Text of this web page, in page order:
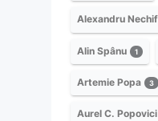
Alexandru
Alin Spânu 1
Artemie Popa 3
Aurel C. Popovici